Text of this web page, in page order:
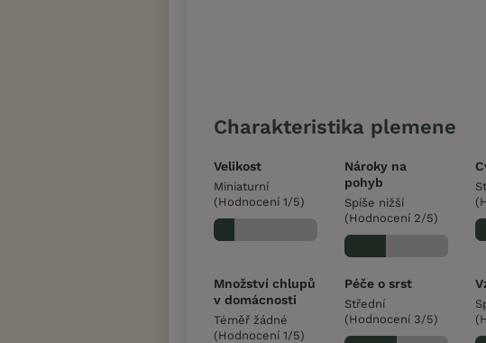
Charakteristika plemene
Velikost
Miniaturní
(Hodnocení 1/5)
Nároky na
pohyb
Spíše nižší
(Hodnocení 2/5)
Množství chlupů
v domácnosti
Téměř žádné
(Hodnocení 1/5)
Péče o srst
Střední
(Hodnocení 3/5)